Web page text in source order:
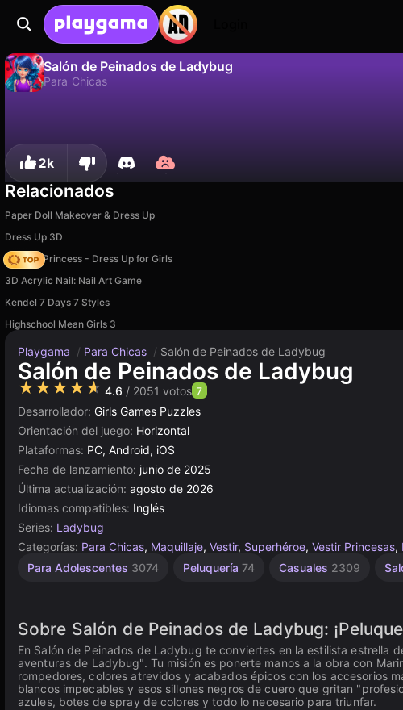
Salón de Peinados de Ladybug
Para Chicas
2k
Relacionados
Paper Doll Makeover & Dress Up
Dress Up 3D
Fashion Princess - Dress Up for Girls
3D Acrylic Nail: Nail Art Game
Kendel 7 Days 7 Styles
Highschool Mean Girls 3
Playgama / Para Chicas / Salón de Peinados de Ladybug
Salón de Peinados de Ladybug
★★★★★ 4.6 / 2051 votos 7
Desarrollador: Girls Games Puzzles
Orientación del juego: Horizontal
Plataformas: PC, Android, iOS
Fecha de lanzamiento: junio de 2025
Última actualización: agosto de 2026
Idiomas compatibles: Inglés
Series: Ladybug
Categorías: Para Chicas, Maquillaje, Vestir, Superhéroe, Vestir Princesas,
Para Adolescentes 3074 Peluquería 74 Casuales 2309
Para
Unity
Sobre Salón de Peinados de Ladybug:
En Salón de Peinados de Ladybug te conviertes en la estilista estrella
aventuras de Ladybug". Tu misión es ponerte manos a la obra con
rompedores, colores atrevidos y acabados épicos con los accesorios
blancos impecables y esos sillones negros de cuero que gritan
azules, botes de spray de colores y todo lo necesario para triunfar.